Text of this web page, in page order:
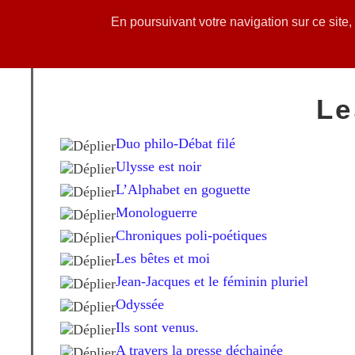
En poursuivant votre navigation sur ce
Duo philo-Débat filé
Ulysse est noir
L’Alphabet en goguette
Monologuerre
Chroniques poli-poétiques
Les bêtes et moi
Jean-Jacques et le féminin pluriel
Odyssée
Ils sont venus.
A travers la presse déchainée